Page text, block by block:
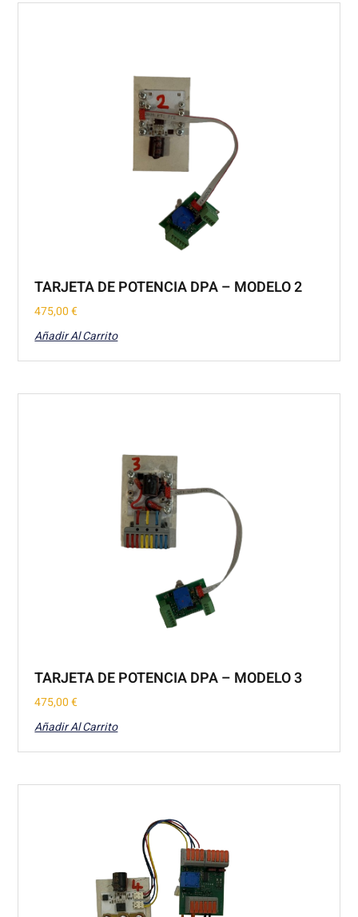
TARJETA DE POTENCIA DPA – MODELO 2
475,00€
Añadir Al Carrito
TARJETA DE POTENCIA DPA – MODELO 3
475,00€
Añadir Al Carrito